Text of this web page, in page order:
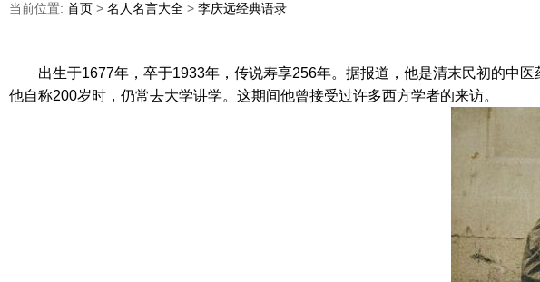
当前位置: 首页 > 名人名言大全 > 李庆远经典语录
出生于1677年，卒于1933年，传说寿享256年。据报道，他是清末民初的中
他自称200岁时，仍常去大学讲学。这期间他曾接受过许多西方学者的来访。